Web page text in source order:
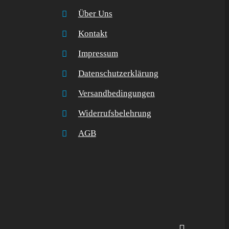
Über Uns
Kontakt
Impressum
Datenschutzerklärung
Versandbedingungen
Widerrufsbelehrung
AGB